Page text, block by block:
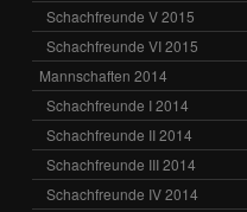
Schachfreunde V 2015
Schachfreunde VI 2015
Mannschaften 2014
Schachfreunde I 2014
Schachfreunde II 2014
Schachfreunde III 2014
Schachfreunde IV 2014